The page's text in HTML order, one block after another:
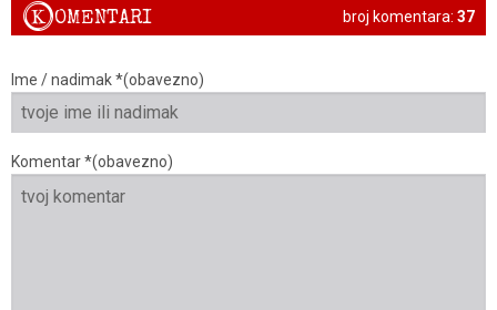
broj komentara: 37
KOMENTARI
Ime / nadimak *(obavezno)
Komentar *(obavezno)